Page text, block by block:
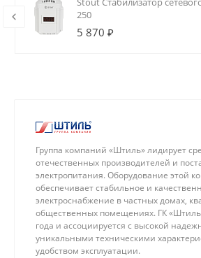
250
5 870 ₽
Группа компаний «Штиль» лидирует
отечественных производителей и
электропитания. Оборудование этой
обеспечивает стабильное и
электроснабжение в частных домах,
общественных помещениях. ГК
года и ассоциируется с высокой
уникальными техническими
удобством эксплуатации.